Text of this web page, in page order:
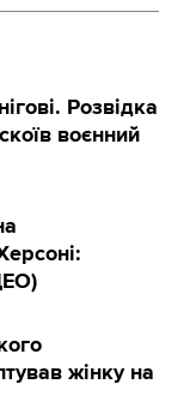
Розвідка
воєнний
жінку на